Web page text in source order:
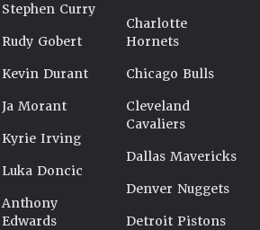
Stephen Curry
Rudy Gobert
Kevin Durant
Ja Morant
Kyrie Irving
Luka Doncic
Anthony
Edwards
Charlotte
Hornets
Chicago Bulls
Cleveland
Cavaliers
Dallas Mavericks
Denver Nuggets
Detroit Pistons